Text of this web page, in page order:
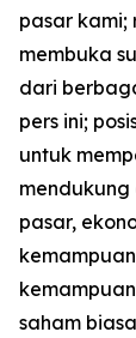
pasar kami;
membuka
dari
pers ini;
untuk
mendukung
pasar,
saham